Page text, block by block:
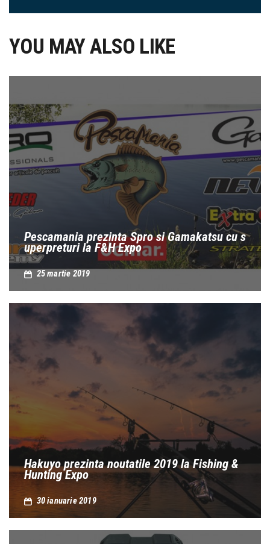
YOU MAY ALSO LIKE
Pescamania prezinta Spro si Gamakatsu cu s
uperpreturi la F&H Expo
25 martie 2019
Hakuyo prezinta noutatile 2019 la Fishing &
Hunting Expo
30 ianuarie 2019